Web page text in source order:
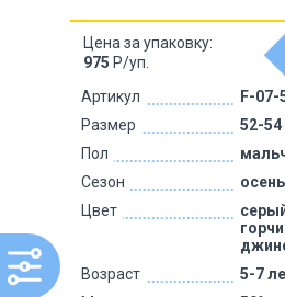
Артикул
F-07-
Размер
52-54
Пол
Сезон
Цвет
Возраст
5-7
Цена за упаковку:
975 Р/уп.